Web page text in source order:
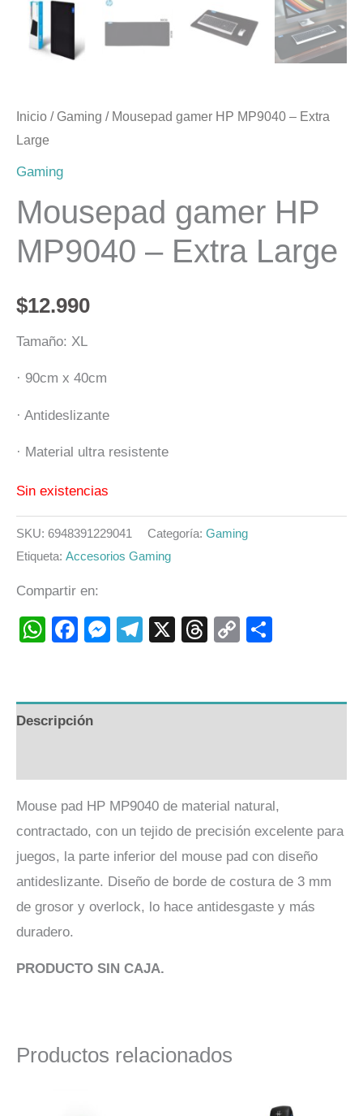
Inicio / Gaming / Mousepad gamer HP MP9040 – Extra
Large
Gaming
Mousepad gamer HP
MP9040 – Extra Large
$12.990
Tamaño: XL
· 90cm x 40cm
· Antideslizante
· Material ultra resistente
Sin existencias
SKU: 6948391229041 Categoría: Gaming
Etiqueta: Accesorios Gaming
Compartir en:
WhatsApp
Facebook
Messenger
Telegram
X Threads
Copy
Descripción
Mouse pad HP MP9040 de material natural,
contractado, con un tejido de precisión excelente para
juegos, la parte inferior del mouse pad con diseño
antideslizante. Diseño de borde de costura de 3 mm
de grosor y overlock, lo hace antidesgaste y más
duradero.
PRODUCTO SIN CAJA.
Productos relacionados